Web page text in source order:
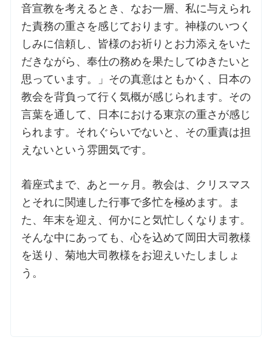
音宣教を考えるとき、なお一層、私に与えられ
た責務の重さを感じております。神様のいつく
しみに信頼し、皆様のお祈りとお力添えをいた
だきながら、奉仕の務めを果たしてゆきたいと
思っています。」その真意はともかく、日本の
教会を背負って行く気概が感じられます。その
言葉を通して、日本における東京の重さが感じ
られます。それぐらいでないと、その重責は担
えないという雰囲気です。
着座式まで、あと一ヶ月。教会は、クリスマス
とそれに関連した行事で多忙を極めます。ま
た、年末を迎え、何かにと気忙しくなります。
そんな中にあっても、心を込めて岡田大司教様
を送り、菊地大司教様をお迎えいたしましょ
う。